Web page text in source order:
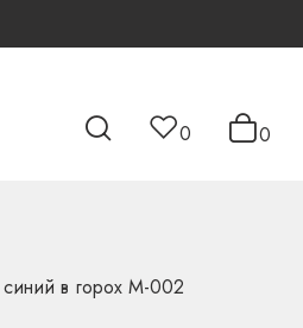
0 0
синий в горох М-002